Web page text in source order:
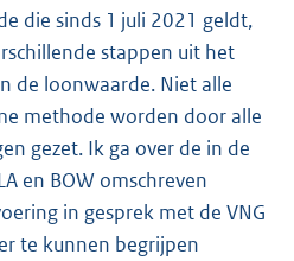
die sinds 1 juli 2021 geldt,
stappen uit het
de loonwaarde. Niet alle
methode worden door alle
gezet. Ik ga over de in de
en BOW omschreven
in gesprek met de VNG
te kunnen begrijpen